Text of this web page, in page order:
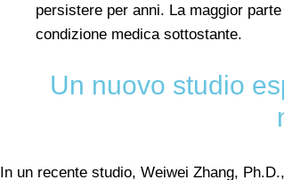
persistere per anni. La maggior
condizione medica sottostante.
Un nuovo studio
In un recente studio, Weiwei Zhang,